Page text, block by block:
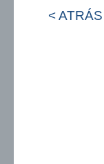
< ATRÁS